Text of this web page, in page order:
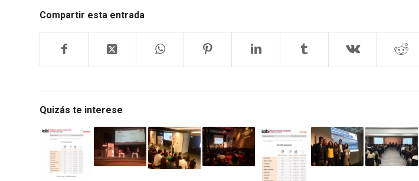
Compartir esta entrada
Quizás te interese